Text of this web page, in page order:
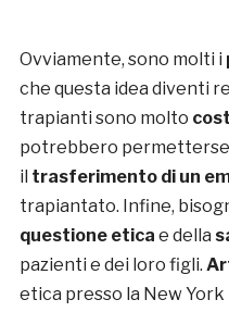
Ovviamente, sono molti i
che questa idea diventi
trapianti sono molto
potrebbero
il trasferimento di un
trapiantato. Infine,
questione etica e della
pazienti e dei loro figli.
etica presso la New